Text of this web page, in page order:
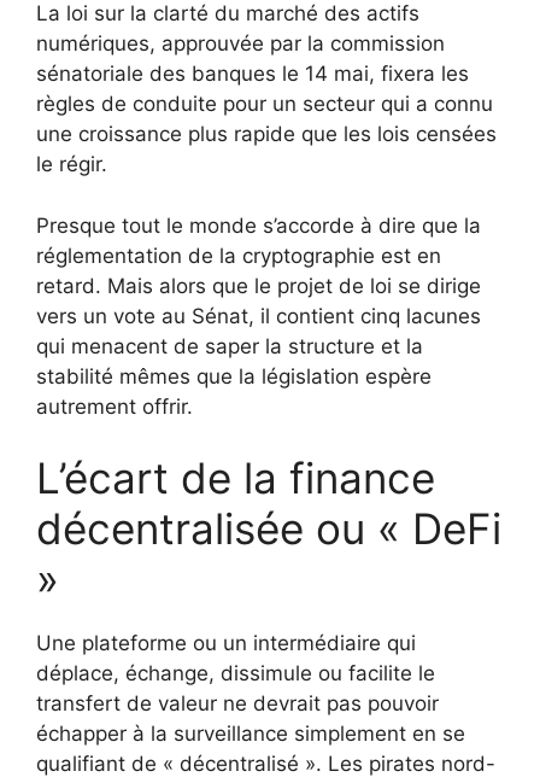
La loi sur la clarté du marché des actifs
numériques, approuvée par la commission
sénatoriale des banques le 14 mai, fixera les
règles de conduite pour un secteur qui a connu
une croissance plus rapide que les lois censées
le régir.
Presque tout le monde s’accorde à dire que la
réglementation de la cryptographie est en
retard. Mais alors que le projet de loi se dirige
vers un vote au Sénat, il contient cinq lacunes
qui menacent de saper la structure et la
stabilité mêmes que la législation espère
autrement offrir.
L’écart de la finance
décentralisée ou « DeFi
»
Une plateforme ou un intermédiaire qui
déplace, échange, dissimule ou facilite le
transfert de valeur ne devrait pas pouvoir
échapper à la surveillance simplement en se
qualifiant de « décentralisé ». Les pirates nord-